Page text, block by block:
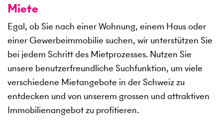
Miete
Egal, ob Sie nach einer Wohnung, einem Haus oder
einer Gewerbeimmobilie suchen, wir unterstützen Sie
bei jedem Schritt des Mietprozesses. Nutzen Sie
unsere benutzerfreundliche Suchfunktion, um viele
verschiedene Mietangebote in der Schweiz zu
entdecken und von unserem grossen und attraktiven
Immobilienangebot zu profitieren.